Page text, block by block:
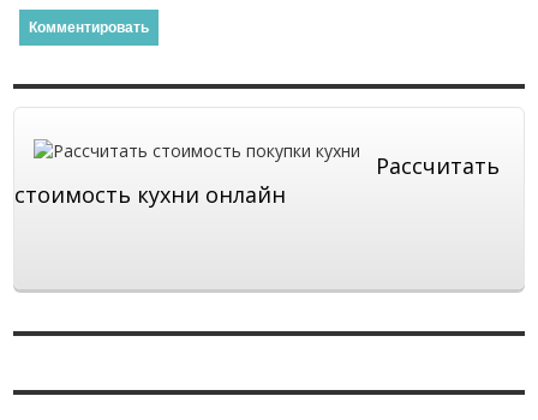
Рассчитать
стоимость кухни онлайн